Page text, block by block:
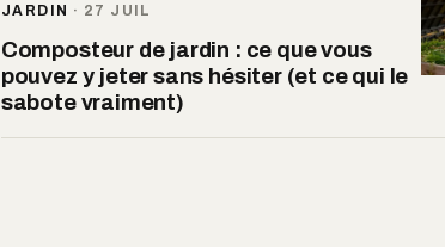
JARDIN · 27 JUIL
Composteur de jardin : ce que vous
pouvez y jeter sans hésiter (et ce qui le
sabote vraiment)